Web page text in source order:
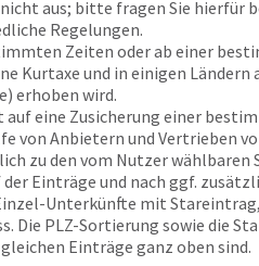
aus; bitte fragen Sie hierfür
Regelungen.
Zeiten oder ab einer
Kurtaxe und in einigen
erhoben wird.
eine Zusicherung einer
von Anbietern und Vertrieben
zu den vom Nutzer
Einträge und nach ggf.
Unterkünfte mit
Die PLZ-Sortierung sowie die
Einträge ganz oben sind.